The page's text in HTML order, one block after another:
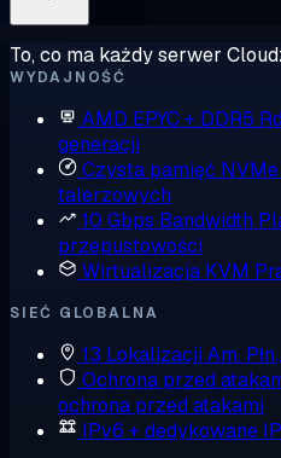
To, co ma każdy serwer
WYDAJNOŚĆ
AMD EPYC + DDR5
generacji
Czysta pamięć NVMe
talerzowych
10 Gbps Bandwidth
przepustowości
Wirtualizacja KVM
SIEĆ GLOBALNA
13 Lokalizacji Am.
Ochrona przed
ochrona przed atakami
IPv6 + dedykowane